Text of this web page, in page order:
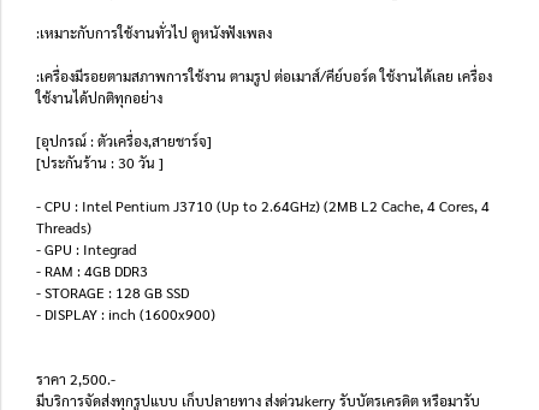
:เหมาะกับการใช้งานทั่วไป ดูหนังฟังเพลง
:เครื่องมีรอยตามสภาพการใช้งาน ตามรูป ต่อเมาส์/คีย์บอร์ด ใช้งานได้เลย เครื่อง
ใช้งานได้ปกติทุกอย่าง
[อุปกรณ์ : ตัวเครื่อง,สายชาร์จ]
[ประกันร้าน : 30 วัน ]
- CPU : Intel Pentium J3710 (Up to 2.64GHz) (2MB L2 Cache, 4 Cores, 4
Threads)
- GPU : Integrad
- RAM : 4GB DDR3
- STORAGE : 128 GB SSD
- DISPLAY : inch (1600x900)
ราคา 2,500.-
มีบริการจัดส่งทุกรูปแบบ เก็บปลายทาง ส่งด่วนkerry รับบัตรเครดิต หรือมารับ